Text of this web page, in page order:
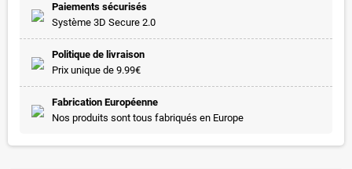
Paiements sécurisés
Système 3D Secure 2.0
Politique de livraison
Prix unique de 9.99€
Fabrication Européenne
Nos produits sont tous fabriqués en Europe